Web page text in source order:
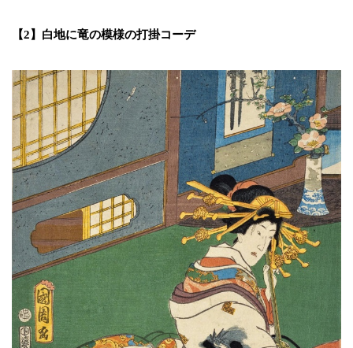
【2】白地に竜の模様の打掛コーデ